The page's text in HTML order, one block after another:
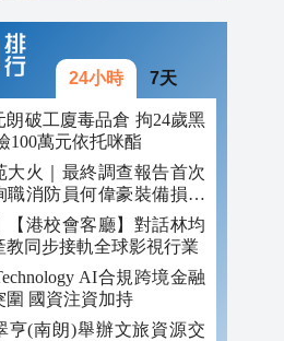
24小時 7天
朗破工廈毒品倉 拘24歲黑
100萬元依托咪酯
大火｜最終調查報告首次
職消防員何偉豪裝備損毀
【港校會客廳】對話林均
教同步接軌全球影視行業
AI合規跨境金融
圍 國資注資加持
亨(南朗)舉辦文旅資源交